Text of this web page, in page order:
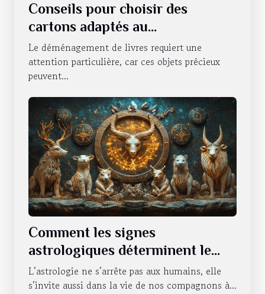
Conseils pour choisir des
cartons adaptés au
déménagement de livres
Le déménagement de livres requiert une
attention particulière, car ces objets précieux
peuvent...
Comment les signes
astrologiques déterminent le
caractère de nos animaux
domestiques
L’astrologie ne s’arrête pas aux humains, elle
s’invite aussi dans la vie de nos compagnons à...